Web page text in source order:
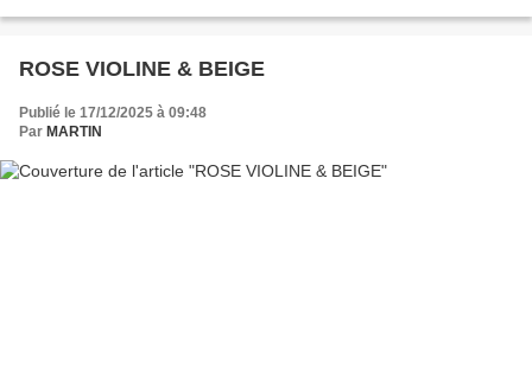
ROSE VIOLINE & BEIGE
Publié le 17/12/2025 à 09:48
Par MARTIN